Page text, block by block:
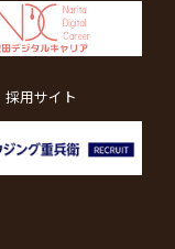
採用サイト